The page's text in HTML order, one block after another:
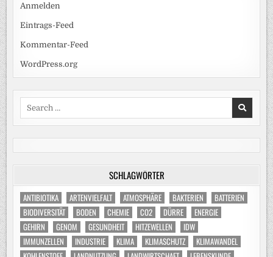
Anmelden
Eintrags-Feed
Kommentar-Feed
WordPress.org
SCHLAGWÖRTER
ANTIBIOTIKA ARTENVIELFALT ATMOSPHÄRE BAKTERIEN
BATTERIEN
BIODIVERSITÄT
BODEN CHEMIE CO2 DÜRRE
ENERGIE
GEHIRN
GENOM GESUNDHEIT HITZEWELLEN
IDW
IMMUNZELLEN
INDUSTRIE KLIMA KLIMASCHUTZ
KLIMAWANDEL